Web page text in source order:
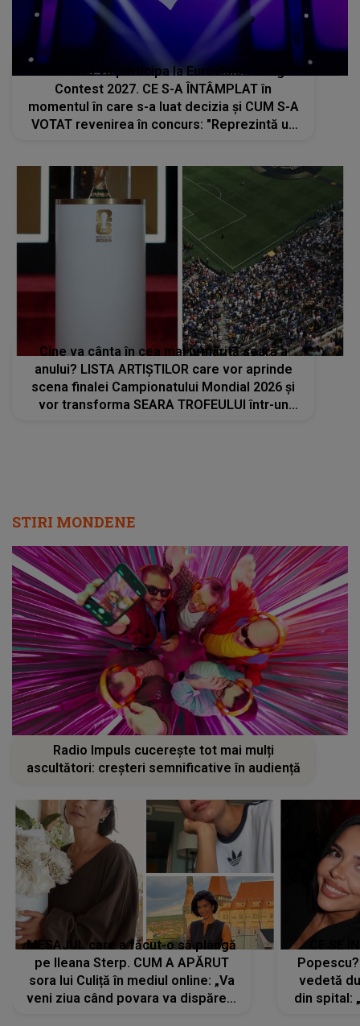
România va participa la Eurovision Song
Contest 2027. CE S-A ÎNTÂMPLAT în
momentul în care s-a luat decizia și CUM S-A
VOTAT revenirea în concurs: "Reprezintă un
Cine va cânta în cea mai urmărită seară a
anului? LISTA ARTIȘTILOR care vor aprinde
scena finalei Campionatului Mondial 2026 și
vor transforma SEARA TROFEULUI într-un
STIRI MONDENE
Radio Impuls cucerește tot mai mulți
ascultători: creșteri semnificative în audiență
MESAJUL care a făcut-o să plângă
pe Ileana Sterp. CUM A APĂRUT
sora lui Culiță în mediul online: „Va
veni ziua când povara va dispărea,
vedetă
din spital: